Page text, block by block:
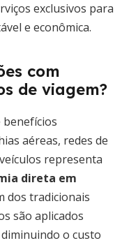
exclusivos para
e econômica.
com
de viagem?
aéreas, redes de
representa
direta em
dos tradicionais
são aplicados
o custo